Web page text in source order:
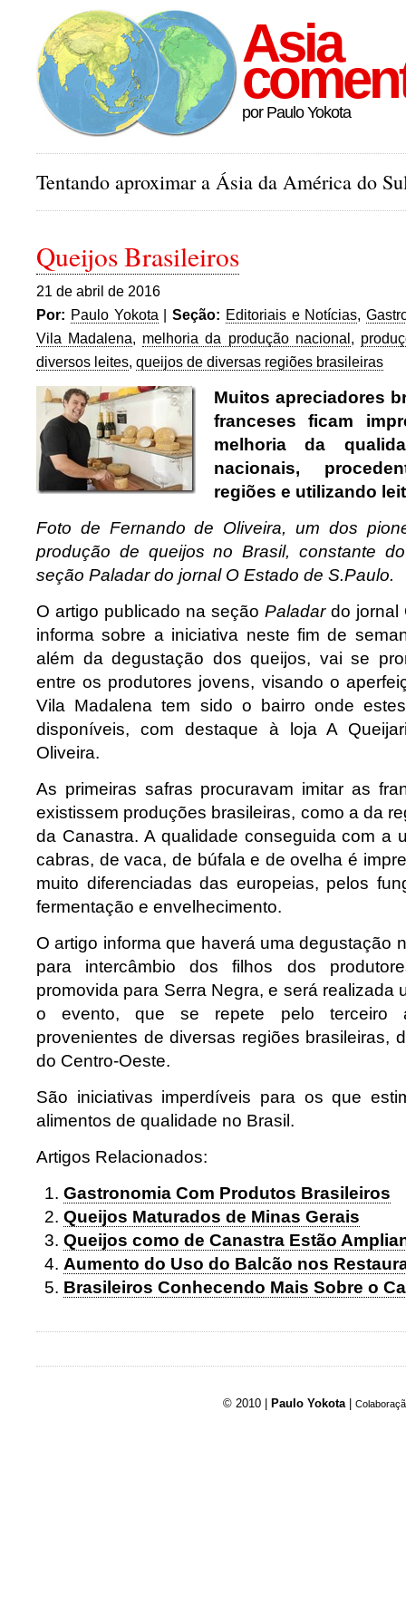
Asia
por Paulo Yokota
Tentando aproximar a Ásia da América do
Queijos Brasileiros
21 de abril de 2016
Por: Paulo Yokota | Seção: Editoriais e Notícias,
Vila Madalena, melhoria da produção nacional,
diversos leites, queijos de diversas regiões brasileiras
Muitos apreciadores
franceses ficam
melhoria da
nacionais,
regiões e utilizando
Foto de Fernando de Oliveira, um dos
produção de queijos no Brasil, constante
seção Paladar do jornal O Estado de S.Paulo.
O artigo publicado na seção Paladar do jornal
informa sobre a iniciativa neste fim de
além da degustação dos queijos, vai se
entre os produtores jovens, visando o
Vila Madalena tem sido o bairro onde
disponíveis, com destaque à loja A
Oliveira.
As primeiras safras procuravam imitar as
existissem produções brasileiras, como a da
da Canastra. A qualidade conseguida com a
cabras, de vaca, de búfala e de ovelha é
muito diferenciadas das europeias, pelos
fermentação e envelhecimento.
O artigo informa que haverá uma degustação
para intercâmbio dos filhos dos
promovida para Serra Negra, e será realizada
o evento, que se repete pelo terceiro
provenientes de diversas regiões brasileiras,
do Centro-Oeste.
São iniciativas imperdíveis para os que
alimentos de qualidade no Brasil.
Artigos Relacionados:
Gastronomia Com Produtos Brasileiros
Queijos Maturados de Minas Gerais
Queijos como de Canastra Estão
Aumento do Uso do Balcão nos
Brasileiros Conhecendo Mais Sobre o
© 2010 | Paulo Yokota |